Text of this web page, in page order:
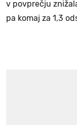
v povprečju
pa komaj za 1,3